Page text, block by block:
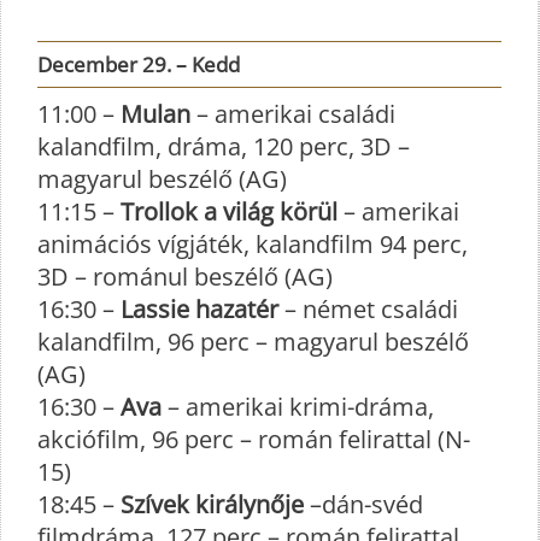
December 29. – Kedd
11:00 – Mulan– amerikai családi
kalandfilm, dráma, 120 perc, 3D –
magyarul beszélő (AG)
11:15 –Trollok a világ körül– amerikai
animációs vígjáték, kalandfilm 94 perc,
3D – románul beszélő (AG)
16:30 – Lassie hazatér– német családi
kalandfilm, 96 perc – magyarul beszélő
(AG)
16:30 –Ava– amerikai krimi-dráma,
akciófilm, 96 perc – román felirattal (N-
15)
18:45 – Szívek királynője–dán-svéd